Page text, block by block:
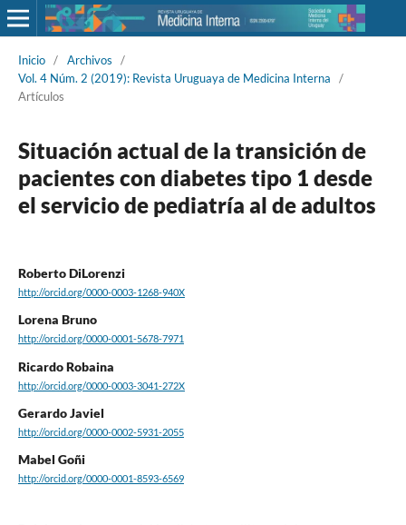
Inicio / Archivos
/
Vol. 4 Núm. 2 (2019): Revista Uruguaya de Medicina Interna
/
Artículos
Situación actual de la transición de
pacientes con diabetes tipo 1 desde
el servicio de pediatría al de adultos
Roberto DiLorenzi
http://orcid.org/0000-0003-1268-940X
Lorena Bruno
http://orcid.org/0000-0001-5678-7971
Ricardo Robaina
http://orcid.org/0000-0003-3041-272X
Gerardo Javiel
http://orcid.org/0000-0002-5931-2055
Mabel Goñi
http://orcid.org/0000-0001-8593-6569